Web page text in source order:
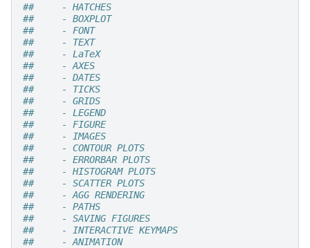
##     - HATCHES
##     - BOXPLOT
##     - FONT
##     - TEXT
##     - LaTeX
##     - AXES
##     - DATES
##     - TICKS
##     - GRIDS
##     - LEGEND
##     - FIGURE
##     - IMAGES
##     - CONTOUR PLOTS
##     - ERRORBAR PLOTS
##     - HISTOGRAM PLOTS
##     - SCATTER PLOTS
##     - AGG RENDERING
##     - PATHS
##     - SAVING FIGURES
##     - INTERACTIVE KEYMAPS
##     - ANIMATION